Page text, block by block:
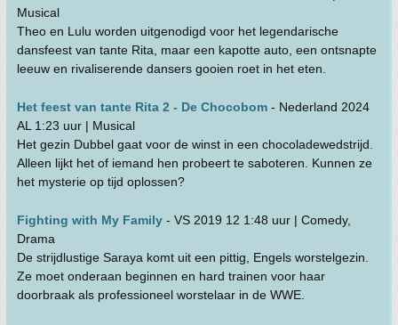
Musical
Theo en Lulu worden uitgenodigd voor het legendarische
dansfeest van tante Rita, maar een kapotte auto, een ontsnapte
leeuw en rivaliserende dansers gooien roet in het eten.
Het feest van tante Rita 2 - De Chocobom - Nederland 2024
AL 1:23 uur | Musical
Het gezin Dubbel gaat voor de winst in een chocoladewedstrijd.
Alleen lijkt het of iemand hen probeert te saboteren. Kunnen ze
het mysterie op tijd oplossen?
Fighting with My Family - VS 2019 12 1:48 uur | Comedy,
Drama
De strijdlustige Saraya komt uit een pittig, Engels worstelgezin.
Ze moet onderaan beginnen en hard trainen voor haar
doorbraak als professioneel worstelaar in de WWE.